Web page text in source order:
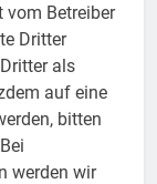
vom Betreiber
Dritter
als
auf eine
bitten
werden wir